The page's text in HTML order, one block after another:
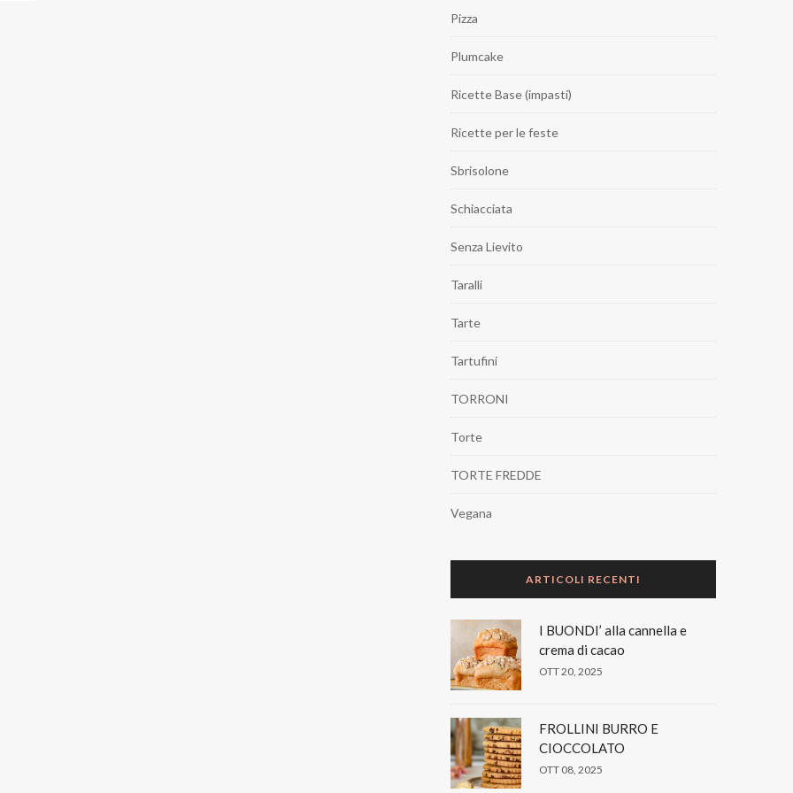
Pizza
Plumcake
Ricette Base (impasti)
Ricette per le feste
Sbrisolone
Schiacciata
Senza Lievito
Taralli
Tarte
Tartufini
TORRONI
Torte
TORTE FREDDE
Vegana
ARTICOLI RECENTI
I BUONDI’ alla cannella e
crema di cacao
OTT 20, 2025
FROLLINI BURRO E
CIOCCOLATO
OTT 08, 2025